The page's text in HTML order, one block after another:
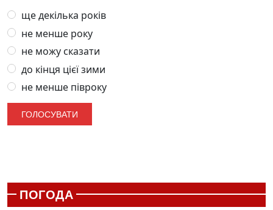
ще декілька років
не менше року
не можу сказати
до кінця цієї зими
не менше півроку
ПОГОДА